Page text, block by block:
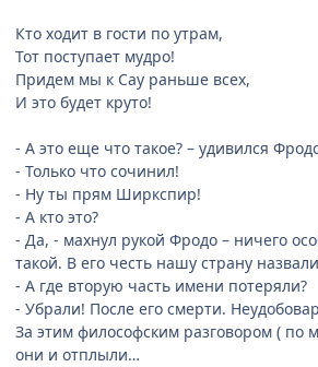
Кто ходит в гости по утрам,
Тот поступает мудро!
Придем мы к Сау раньше всех,
И это будет круто!
- А это еще что такое? – удивился
- Только что сочинил!
- Ну ты прям Ширкспир!
- А кто это?
- Да, - махнул рукой Фродо – ничего
такой. В его честь нашу страну
- А где вторую часть имени потеряли?
- Убрали! После его смерти.
За этим философским разговором ( по
они и отплыли…